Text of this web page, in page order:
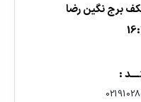
برج نگین رضا